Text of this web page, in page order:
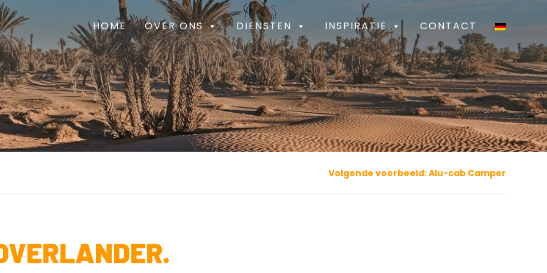
HOME OVER ONS DIENSTEN INSPIRATIE CONTACT
Volgende voorbeeld: Alu-cab Camper